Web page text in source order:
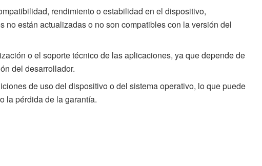
rendimiento o estabilidad en el dispositivo,
no están actualizadas o no son compatibles con la versión del
o el soporte técnico de las aplicaciones, ya que depende de
del desarrollador.
de uso del dispositivo o del sistema operativo, lo que puede
la pérdida de la garantía.